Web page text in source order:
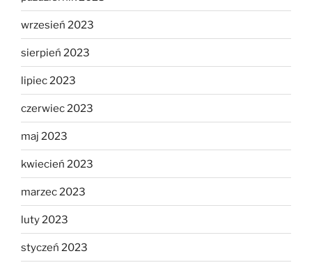
wrzesień 2023
sierpień 2023
lipiec 2023
czerwiec 2023
maj 2023
kwiecień 2023
marzec 2023
luty 2023
styczeń 2023